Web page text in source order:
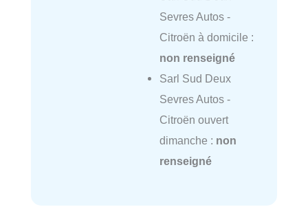
Sevres Autos -
Citroën à domicile :
non renseigné
Sarl Sud Deux
Sevres Autos -
Citroën ouvert
dimanche : non
renseigné